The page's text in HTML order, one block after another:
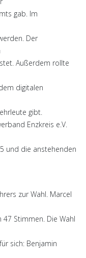
gab. Im
Der
Außerdem rollte
digitalen
gibt.
Enzkreis e.V.
und die anstehenden
zur Wahl. Marcel
Stimmen. Die Wahl
sich: Benjamin